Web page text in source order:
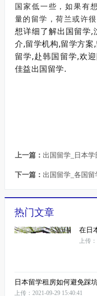
国家低一些，如果有
量的留学，荷兰或许
想详细了解出国留学,
介,留学机构,留学方
留学,赴韩国留学,欢
佳益出国留学.
上一篇： 出国留学_日本
下一篇： 出国留学_各国
热门文章
在日
上传
日本留学租房如何避免踩
上传：2021-09-29 15:40:41